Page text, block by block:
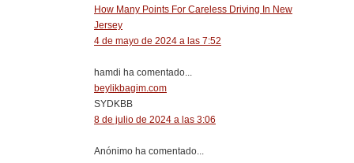
How Many Points For Careless Driving In New
Jersey
4 de mayo de 2024 a las 7:52
hamdi ha comentado...
beylikbagim.com
SYDKBB
8 de julio de 2024 a las 3:06
Anónimo ha comentado...